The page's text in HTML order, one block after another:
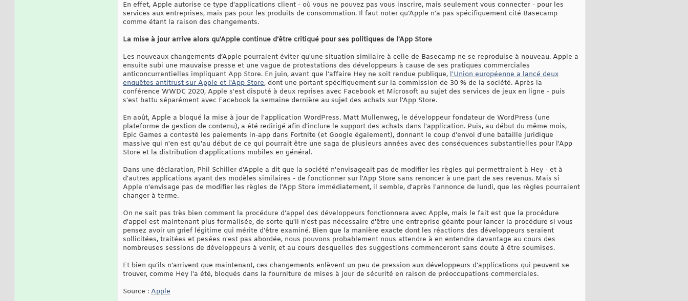
En effet, Apple autorise ce type d'applications client - où vous ne pouvez pas vous inscrire, mais seulement vous connecter - pour les
services aux entreprises, mais pas pour les produits de consommation. Il faut noter qu’Apple n'a pas spécifiquement cité Basecamp
comme étant la raison des changements.
La mise à jour arrive alors qu’Apple continue d’être critiqué pour ses politiques de l'App Store
Les nouveaux changements d’Apple pourraient éviter qu'une situation similaire à celle de Basecamp ne se reproduise à nouveau. Apple a
ensuite subi une mauvaise presse et une vague de protestations des développeurs à cause de ses pratiques commerciales
anticoncurrentielles impliquant App Store. En juin, avant que l’affaire Hey ne soit rendue publique, l'Union européenne a lancé deux
enquêtes antitrust sur Apple et l'App Store, dont une portant spécifiquement sur la commission de 30 % de la société. Après la
conférence WWDC 2020, Apple s'est disputé à deux reprises avec Facebook et Microsoft au sujet des services de jeux en ligne - puis
s'est battu séparément avec Facebook la semaine dernière au sujet des achats sur l'App Store.
En août, Apple a bloqué la mise à jour de l'application WordPress. Matt Mullenweg, le développeur fondateur de WordPress (une
plateforme de gestion de contenu), a été redirigé afin d’inclure le support des achats dans l'application. Puis, au début du même mois,
Epic Games a contesté les paiements in-app dans Fortnite (et Google également), donnant le coup d'envoi d'une bataille juridique
massive qui n'en est qu'au début de ce qui pourrait être une saga de plusieurs années avec des conséquences substantielles pour l'App
Store et la distribution d'applications mobiles en général.
Dans une déclaration, Phil Schiller d'Apple a dit que la société n'envisageait pas de modifier les règles qui permettraient à Hey - et à
d'autres applications ayant des modèles similaires - de fonctionner sur l'App Store sans renoncer à une part de ses revenus. Mais si
Apple n'envisage pas de modifier les règles de l’App Store immédiatement, il semble, d'après l'annonce de lundi, que les règles pourraient
changer à terme.
On ne sait pas très bien comment la procédure d'appel des développeurs fonctionnera avec Apple, mais le fait est que la procédure
d'appel est maintenant plus formalisée, de sorte qu'il n'est pas nécessaire d'être une entreprise géante pour lancer la procédure si vous
pensez avoir un grief légitime qui mérite d'être examiné. Bien que la manière exacte dont les réactions des développeurs seraient
sollicitées, traitées et pesées n'est pas abordée, nous pouvons probablement nous attendre à en entendre davantage au cours des
nombreuses sessions de développeurs à venir, et au cours desquelles des suggestions commenceront sans doute à être soumises.
Et bien qu’ils n’arrivent que maintenant, ces changements enlèvent un peu de pression aux développeurs d'applications qui peuvent se
trouver, comme Hey l'a été, bloqués dans la fourniture de mises à jour de sécurité en raison de préoccupations commerciales.
Source : Apple